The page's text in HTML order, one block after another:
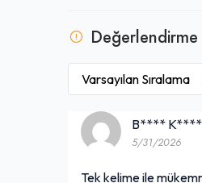
B****
5/31/2026
Tek kelime ile